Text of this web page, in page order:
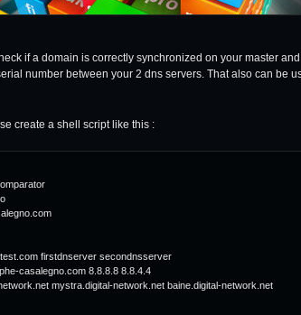
if a domain is correctly synchronized on your master
number between your 2 dns servers. That also can be
create a shell script like this :
firstdnserver secondnsserver
casalegno.com 8.8.8.8 8.8.4.4
mystra.digital-network.net baine.digital-network.net